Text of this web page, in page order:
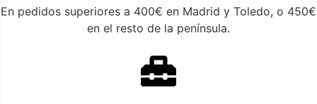
En pedidos superiores a 400€ en Madrid y Toledo, o 450€
en el resto de la península.